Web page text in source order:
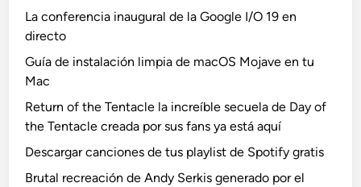
La conferencia inaugural de la Google I/O 19 en
directo
Guía de instalación limpia de macOS Mojave en tu
Mac
Return of the Tentacle la increíble secuela de Day of
the Tentacle creada por sus fans ya está aquí
Descargar canciones de tus playlist de Spotify gratis
Brutal recreación de Andy Serkis generado por el